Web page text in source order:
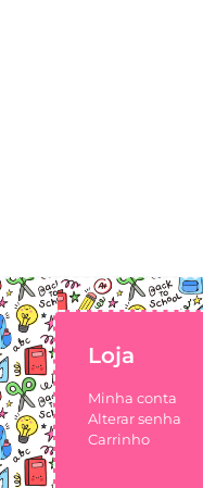
Loja
Minha conta
Alterar senha
Carrinho